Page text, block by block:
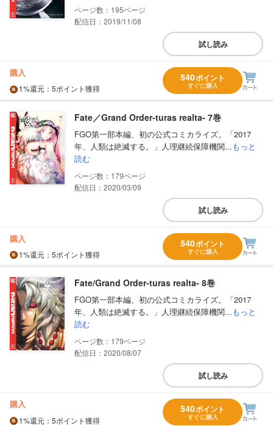
195
配信日：2019/11/08
試し読み
購入
1%還元 ：5ポイント獲得
540ポイント
すぐに購入
Fate／Grand Order‐turas realta‐ 7巻
FGO第一部本編、初の公式コミカライズ。「2017
年、人類は絶滅する。」人理継続保障機関...もっと
読む
179
配信日：2020/03/09
試し読み
購入
1%還元 ：5ポイント獲得
540ポイント
すぐに購入
Fate/Grand Order-turas realta- 8巻
FGO第一部本編、初の公式コミカライズ。「2017
年、人類は絶滅する。」人理継続保障機関...もっと
読む
179
配信日：2020/08/07
試し読み
購入
1%還元 ：5ポイント獲得
540ポイント
すぐに購入